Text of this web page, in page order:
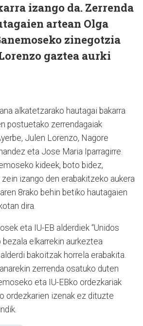
izango da. Zerrenda
artean Olga
zinegotzia
gaztea aurki
alkatetzarako hautagai bakarra
postuetako zerrendagaiak
Julen Lorenzo, Nagore
eta Jose Maria Iparragirre.
kideek, boto bidez,
izango den erabakitzeko aukera
8rako behin betiko hautagaien
dira.
eta IU-EB alderdiek “Unidos
bezala elkarrekin aurkeztea
bakoitzak horrela erabakita.
zerrenda osatuko duten
eta IU-EBko ordezkariak
ordezkarien izenak ez dituzte